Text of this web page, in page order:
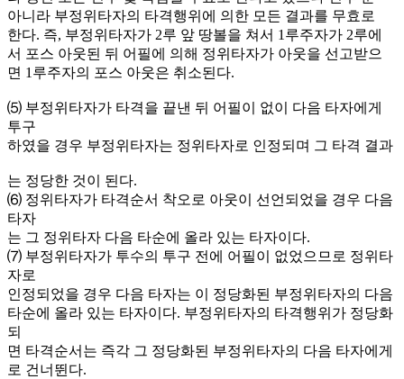
아니라 부정위타자의 타격행위에 의한 모든 결과를 무효로
한다. 즉, 부정위타자가 2루 앞 땅볼을 쳐서 1루주자가 2루에
서 포스 아웃된 뒤 어필에 의해 정위타자가 아웃을 선고받으
면 1루주자의 포스 아웃은 취소된다.
⑸ 부정위타자가 타격을 끝낸 뒤 어필이 없이 다음 타자에게
투구
하였을 경우 부정위타자는 정위타자로 인정되며 그 타격 결과
는 정당한 것이 된다.
⑹ 정위타자가 타격순서 착오로 아웃이 선언되었을 경우 다음
타자
는 그 정위타자 다음 타순에 올라 있는 타자이다.
⑺ 부정위타자가 투수의 투구 전에 어필이 없었으므로 정위타
자로
인정되었을 경우 다음 타자는 이 정당화된 부정위타자의 다음
타순에 올라 있는 타자이다. 부정위타자의 타격행위가 정당화
되
면 타격순서는 즉각 그 정당화된 부정위타자의 다음 타자에게
로 건너뛴다.